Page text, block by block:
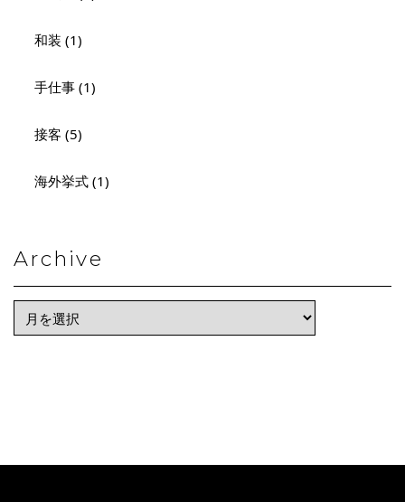
和装 (1)
手仕事 (1)
接客 (5)
海外挙式 (1)
Archive